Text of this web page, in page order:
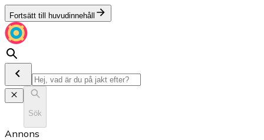
Fortsätt till huvudinnehåll
Sök
Annons